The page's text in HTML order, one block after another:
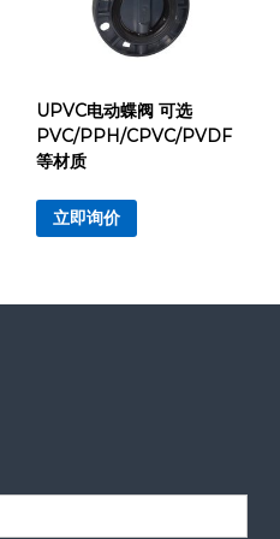
UPVC电动蝶阀 可选
PVC/PPH/CPVC/PVDF
等材质
立即询价